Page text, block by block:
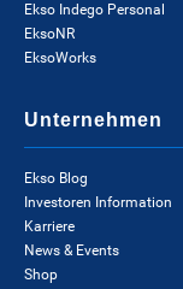
Ekso Indego Personal
EksoNR
EksoWorks
Unternehmen
Ekso Blog
Investoren Information
Karriere
News & Events
Shop